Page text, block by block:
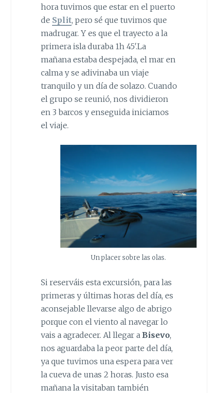
hora tuvimos que estar en el puerto
de Split, pero sé que tuvimos que
madrugar. Y es que el trayecto a la
primera isla duraba 1h 45′.La
mañana estaba despejada, el mar en
calma y se adivinaba un viaje
tranquilo y un día de solazo. Cuando
el grupo se reunió, nos dividieron
en 3 barcos y enseguida iniciamos
el viaje.
Un placer sobre las olas.
Si reserváis esta excursión, para las
primeras y últimas horas del día, es
aconsejable llevarse algo de abrigo
porque con el viento al navegar lo
vais a agradecer. Al llegar a Bisevo,
nos aguardaba la peor parte del día,
ya que tuvimos una espera para ver
la cueva de unas 2 horas. Justo esa
mañana la visitaban también